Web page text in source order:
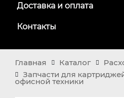
Доставка и оплата
Контакты
Главная Каталог
Запчасти для
офисной техники